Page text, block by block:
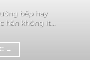
bếp hay
hẳn không ít
→